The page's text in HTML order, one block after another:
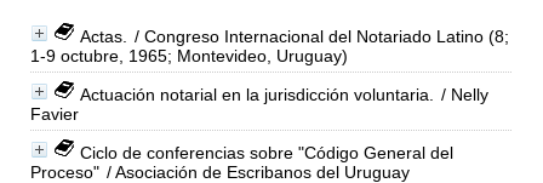
Actas.
/ Congreso Internacional del Notariado Latino (8;
1-9 octubre, 1965; Montevideo, Uruguay)
Actuación notarial en la jurisdicción voluntaria.
/ Nelly
Favier
Ciclo de conferencias sobre "Código General del
Proceso" / Asociación de Escribanos del Uruguay